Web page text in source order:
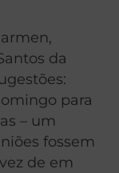
da
para
– um
fossem
de em